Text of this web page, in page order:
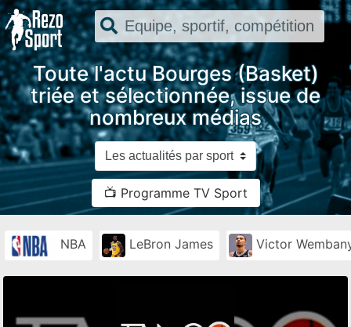
Toute l'actu Bourges (Basket)
triée et sélectionnée, issue de
nombreux médias
📺 Programme TV Sport
NBA LeBron James Victor